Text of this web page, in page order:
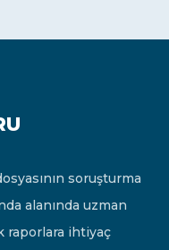
soruşturma
alanında uzman
raporlara ihtiyaç